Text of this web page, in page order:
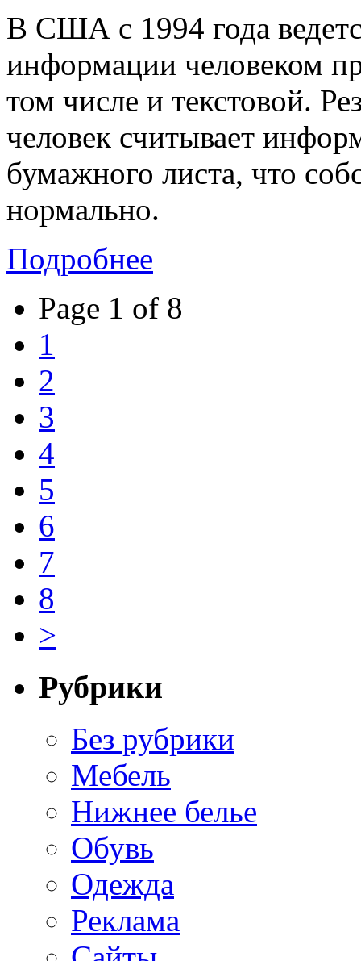
В США с 1994 года
информации человеком
том числе и текстовой.
человек считывает
бумажного листа, что
нормально.
Подробнее
Page 1 of 8
1
2
3
4
5
6
7
8
>
Рубрики
Без рубрики
Мебель
Нижнее белье
Обувь
Одежда
Реклама